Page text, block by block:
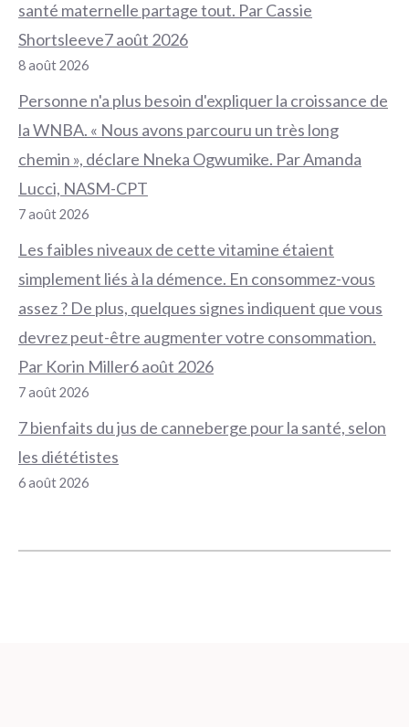
santé maternelle partage tout. Par Cassie
Shortsleeve7 août 2026
8 août 2026
Personne n'a plus besoin d'expliquer la croissance de
la WNBA. « Nous avons parcouru un très long
chemin », déclare Nneka Ogwumike. Par Amanda
Lucci, NASM-CPT
7 août 2026
Les faibles niveaux de cette vitamine étaient
simplement liés à la démence. En consommez-vous
assez ? De plus, quelques signes indiquent que vous
devrez peut-être augmenter votre consommation.
Par Korin Miller6 août 2026
7 août 2026
7 bienfaits du jus de canneberge pour la santé, selon
les diététistes
6 août 2026